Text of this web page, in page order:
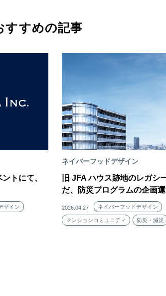
すすめの記事
トにて、
ザイン
ネイバーフッドデザイン
旧 JFA ハウス跡地のレガシ
だ、防災プログラムの企画
2026.04.27 ネイバーフッドデザイン
マンションコミュニティ 防災・減災